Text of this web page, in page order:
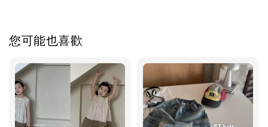
您可能也喜歡